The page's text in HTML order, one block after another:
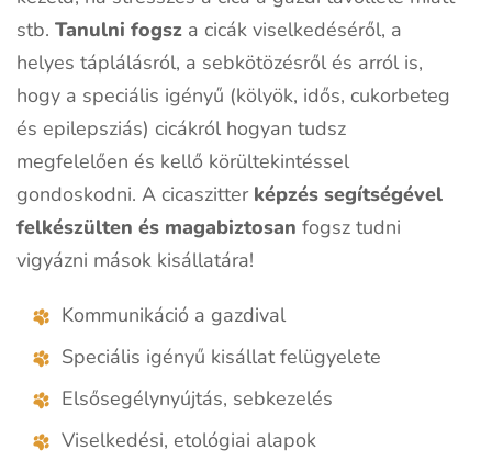
stb. Tanulni fogsz a cicák viselkedéséről, a
helyes táplálásról, a sebkötözésről és arról is,
hogy a speciális igényű (kölyök, idős, cukorbeteg
és epilepsziás) cicákról hogyan tudsz
megfelelően és kellő körültekintéssel
gondoskodni. A cicaszitter képzés segítségével
felkészülten és magabiztosan fogsz tudni
vigyázni mások kisállatára!
Kommunikáció a gazdival
Speciális igényű kisállat felügyelete
Elsősegélynyújtás, sebkezelés
Viselkedési, etológiai alapok